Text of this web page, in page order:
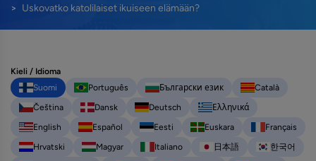
Uskovatko katolilaiset ikuiseen elämään?
Kieli / Idioma
Suomi
Português Български език
Català
Čeština
Dansk Deutsch
Ελληνικά
English
Español Eesti Euskara
Français
Hrvatski
Magyar Italiano 日本語
한국어